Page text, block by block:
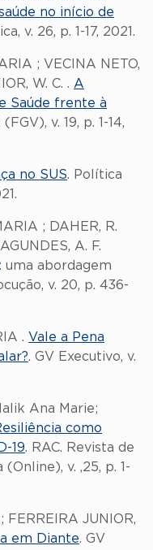
no início de
v. 26, p. 1-17, 2021.
; VECINA NETO,
W. C. . A
Saúde frente à
v. 19, p. 1-14,
no SUS. Política
; DAHER, R.
A. F.
: uma abordagem
v. 20, p. 436-
. Vale a Pena
. GV Executivo, v.
Ana Marie;
como
19. RAC. Revista de
v. ,25, p. 1-
FERREIRA JUNIOR,
em Diante. GV